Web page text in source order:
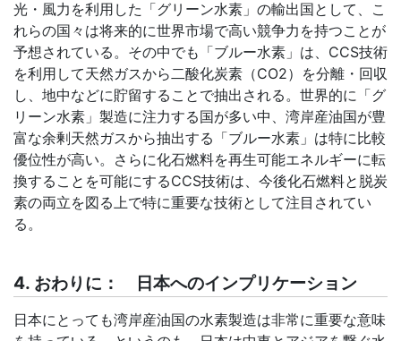
光・風力を利用した「グリーン水素」の輸出国として、こ
れらの国々は将来的に世界市場で高い競争力を持つことが
予想されている。その中でも「ブルー水素」は、 CCS技術
を利用して天然ガスから二酸化炭素（CO2）を分離・回収
し、地中などに貯留することで抽出される。世界的に「グ
リーン水素」製造に注力する国が多い中、湾岸産油国が豊
富な余剰天然ガスから抽出する「ブルー水素」は特に比較
優位性が高い。さらに化石燃料を再生可能エネルギーに転
換することを可能にするCCS技術は、今後化石燃料と脱炭
素の両立を図る上で特に重要な技術として注目されてい
る。
4. おわりに： 日本へのインプリケーション
日本にとっても湾岸産油国の水素製造は非常に重要な意味